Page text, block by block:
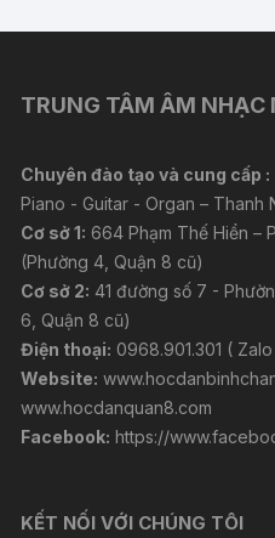
TRUNG TÂM ÂM NHẠC
Chuyên đào tạo và cung cấp :
Piano - Guitar - Organ – Thanh
Cơ sở 1: 664 Phạm Thế Hiển –
(Phường 4, Quận 8 cũ)
Cơ sở 2: 41 đường số 7 -
6, Quận 8 cũ)
Điện thoại: 0968.901.301 ( Zalo
Website:
www.hocdanquan8.com
Facebook: https://
KẾT NỐI VỚI CHÚNG TÔI